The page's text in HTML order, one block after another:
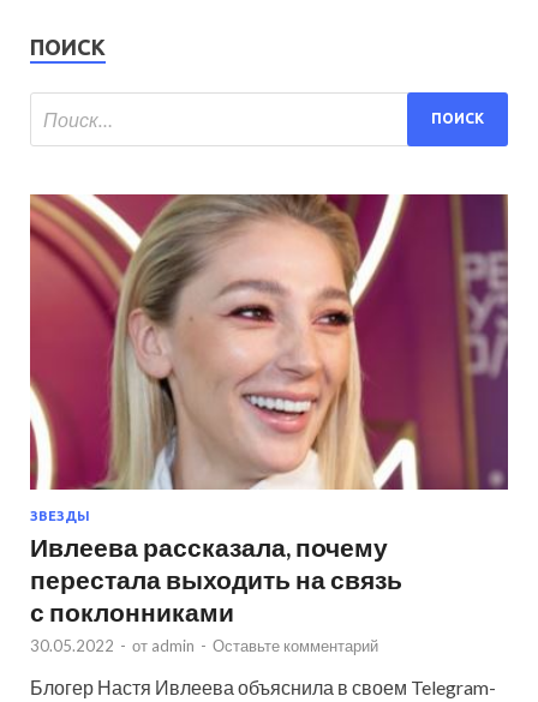
ПОИСК
ЗВЕЗДЫ
Ивлеева рассказала, почему
перестала выходить на связь
с поклонниками
30.05.2022 - от admin - Оставьте комментарий
Блогер Настя Ивлеева объяснила в своем Telegram-